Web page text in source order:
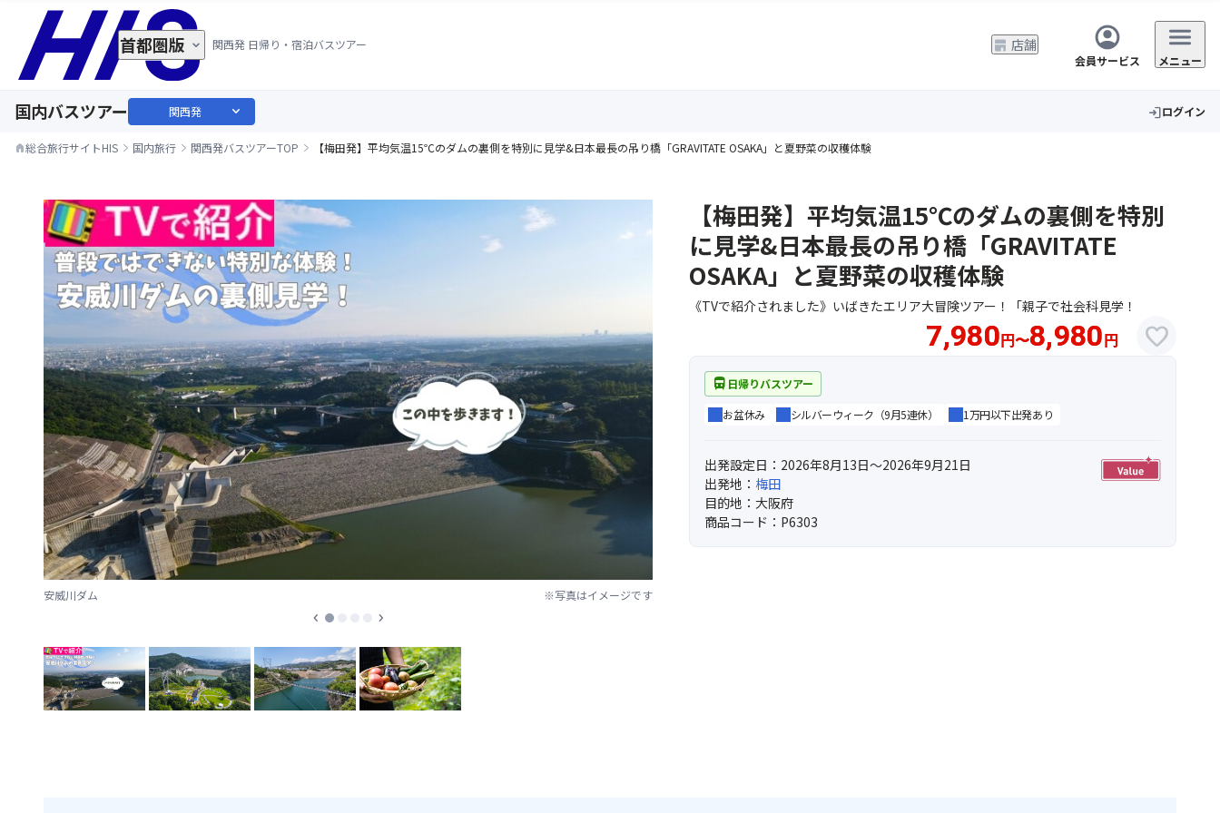
関西発 日帰り・宿泊バスツアー
首都圏版 店舗
会員サービス メニュー
国内バスツアー 関西発 expand_more loginログイン
home総合旅行サイトHIS 国内旅行 関西発バスツアーTOP 【梅田発】平均気温15℃のダムの裏側を特別に見学&日本最長の吊り橋「GRAVITATE OSAKA」と夏野菜の収穫体験
安威川ダム ※写真はイメージです
chevron_left chevron_right
【梅田発】平均気温15℃のダムの裏側を特別
に見学&日本最長の吊り橋「GRAVITATE
OSAKA」と夏野菜の収穫体験
《TVで紹介されました》いばきたエリア大冒険ツアー！「親子で社会科見学！
7,980 円〜8,980 円 favorite
directions_bus 日帰りバスツアー
お盆休み
シルバーウィーク（9月5連休） 1万円以下出発あり
出発設定日：2026年8月13日～2026年9月21日
出発地： 梅田
目的地：大阪府
商品コード：P6303